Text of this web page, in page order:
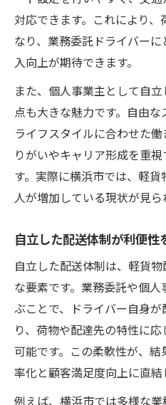
対応できます。これにより
なり、業務委託ドライバー
入向上が期待できます。
また、個人事業主として自
点も大きな魅力です。自由
ライフスタイルに合わせた
りがいやキャリア形成を重
す。実際に横浜市では、軽
人が増加している現状が見ら
自立した配送体制が利便性
自立した配送体制は、軽貨
な要素です。業務委託や個
ぶことで、ドライバー自身
り、荷物や配達先の特性に
可能です。この柔軟性が、
率化と顧客満足度向上に直結
例えば、横浜市では多様な